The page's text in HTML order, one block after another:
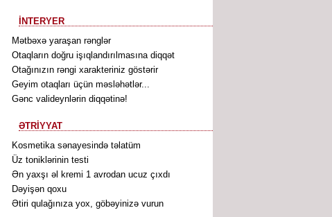
İNTERYER
Mətbəxə yaraşan rənglər
Otaqların doğru işıqlandırılmasına diqqət
Otağınızın rəngi xarakteriniz göstərir
Geyim otaqları üçün məsləhətlər...
Gənc valideynlərin diqqətinə!
ƏTRİYYAT
Kosmetika sənayesində təlatüm
Üz toniklərinin testi
Ən yaxşı əl kremi 1 avrodan ucuz çıxdı
Dəyişən qoxu
Ətiri qulağınıza yox, göbəyinizə vurun